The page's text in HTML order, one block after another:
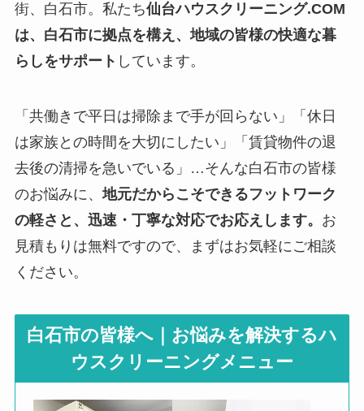
街、白石市。私たち仙台ハウスクリーニング.COM
は、白石市に拠点を構え、地域の皆様の快適な暮
らしをサポート しています。
「共働きで平日は掃除まで手が回らない」「休日
は家族との時間を大切にしたい」「賃貸物件の退
去後の清掃を急いでいる」…そんな白石市の皆様
のお悩みに、地元だからこそできるフットワーク
の軽さと、迅速・丁寧な対応でお応えします。 お
見積もりは無料ですので、まずはお気軽にご相談
ください。
白石市の皆様へ｜お悩みを解決するハ
ウスクリーニングメニュー